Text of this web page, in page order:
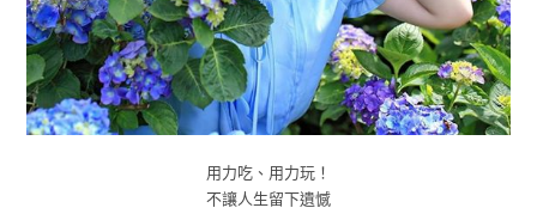
用力吃、用力玩！
不讓人生留下遺憾